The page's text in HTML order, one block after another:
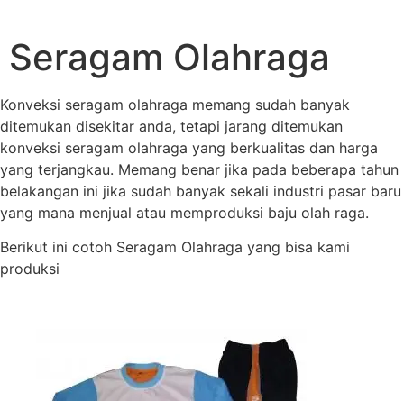
Seragam Olahraga
Konveksi seragam olahraga memang sudah banyak
ditemukan disekitar anda, tetapi jarang ditemukan
konveksi seragam olahraga yang berkualitas dan harga
yang terjangkau. Memang benar jika pada beberapa tahun
belakangan ini jika sudah banyak sekali industri pasar baru
yang mana menjual atau memproduksi baju olah raga.
Berikut ini cotoh Seragam Olahraga yang bisa kami
produksi